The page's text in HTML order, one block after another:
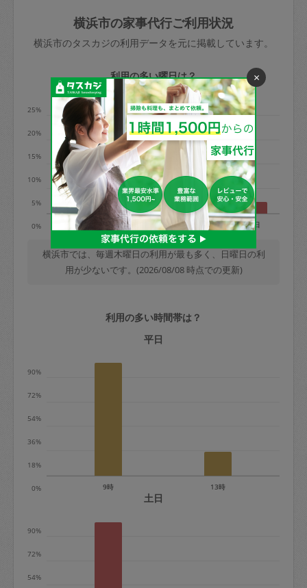
依頼者不在による当日キャンセル＝依頼
金額の100%＋交通費全額
※例：依頼日時／土曜日午前9時開始の場
合、水曜日午前9時以降はキャンセル料が
発生
水曜日9時〜金曜日9時まで＝依頼料金の
50%
金曜日9時～土曜日8時まで＝依頼金額の
100%
土曜日8時〜実施時間＝依頼金額の100%
＋交通費全額
依頼者不在による当日キャンセル＝依頼
金額の100%＋交通費全額
定期契約をキャンセルする場合、毎週定
期は月2回まで隔週定期は月1回までキャ
※キャンセル料金の設定について：
きた場合は損害保険の対象外となるので
ご注意ください。
玉、など
あわせてこちらも参照ください：初めて
利用します。注意しなくてはいけない点
はありますか？
横浜市の家事代行ご利用状況
横浜市のタスカジの利用データを元に掲載しています。
利用の多い曜日は？
0%
5%
10%
15%
20%
25%
水 木 金 土 日
横浜市では、毎週木曜日の利用が最も多く、日曜日の利
用が少ないです。(2026/08/08 時点での更新)
利用の多い時間帯は？
平日
0%
18%
36%
54%
72%
90%
9時 13時
土日
54%
72%
90%
×